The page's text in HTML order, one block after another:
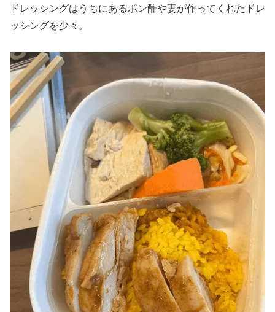
ドレッシングはうちにあるポン酢や妻が作ってくれたドレ
ッシングを少々。